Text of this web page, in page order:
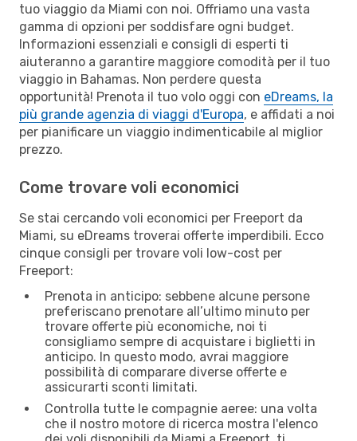
tuo viaggio da Miami con noi. Offriamo una vasta
gamma di opzioni per soddisfare ogni budget.
Informazioni essenziali e consigli di esperti ti
aiuteranno a garantire maggiore comodità per il tuo
viaggio in Bahamas. Non perdere questa
opportunità! Prenota il tuo volo oggi con eDreams, la
più grande agenzia di viaggi d'Europa, e affidati a noi
per pianificare un viaggio indimenticabile al miglior
prezzo.
Come trovare voli economici
Se stai cercando voli economici per Freeport da
Miami, su eDreams troverai offerte imperdibili. Ecco
cinque consigli per trovare voli low-cost per
Freeport:
Prenota in anticipo: sebbene alcune persone
preferiscano prenotare all’ultimo minuto per
trovare offerte più economiche, noi ti
consigliamo sempre di acquistare i biglietti in
anticipo. In questo modo, avrai maggiore
possibilità di comparare diverse offerte e
assicurarti sconti limitati.
Controlla tutte le compagnie aeree: una volta
che il nostro motore di ricerca mostra l'elenco